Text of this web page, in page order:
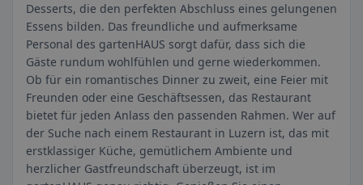
Desserts, die den perfekten Abschluss eines gelungenen
Essens bilden. Das freundliche und aufmerksame
Personal des gartenHAUS sorgt dafür, dass sich die
Gäste rundum wohlfühlen und gerne wiederkommen.
Ob für ein romantisches Dinner zu zweit, eine Feier mit
Freunden oder eine Geschäftsessen, das Restaurant
bietet für jeden Anlass den passenden Rahmen. Wer auf
der Suche nach einem Restaurant in Luzern ist, das mit
erstklassiger Küche, gemütlichem Ambiente und
herzlicher Gastfreundschaft überzeugt, ist im